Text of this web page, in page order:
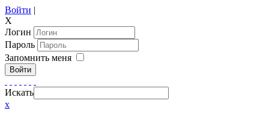
Войти |
X
Логин
Пароль
Запомнить меня
Войти
Искать
x